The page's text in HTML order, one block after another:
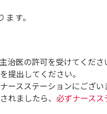
す。
治医の許可を受けてくださ
提出してください。
ースステーションにござい
れましたら、 必ずナース